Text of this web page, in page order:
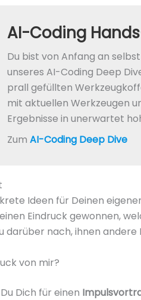
AI-Coding
Du bist von Anfang an
unseres AI-Coding Deep
prall gefüllten
mit aktuellen Werkzeugen
Ergebnisse in unerwartet
Zum AI-Coding Deep Dive
Ideen für Deinen
einen Eindruck gewonnen,
darüber nach, ihnen
von mir?
Dich für einen